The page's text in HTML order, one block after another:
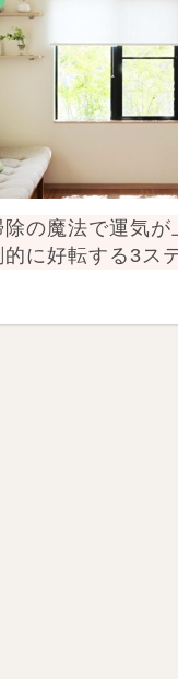
除の魔法で運気が
的に好転する3ス